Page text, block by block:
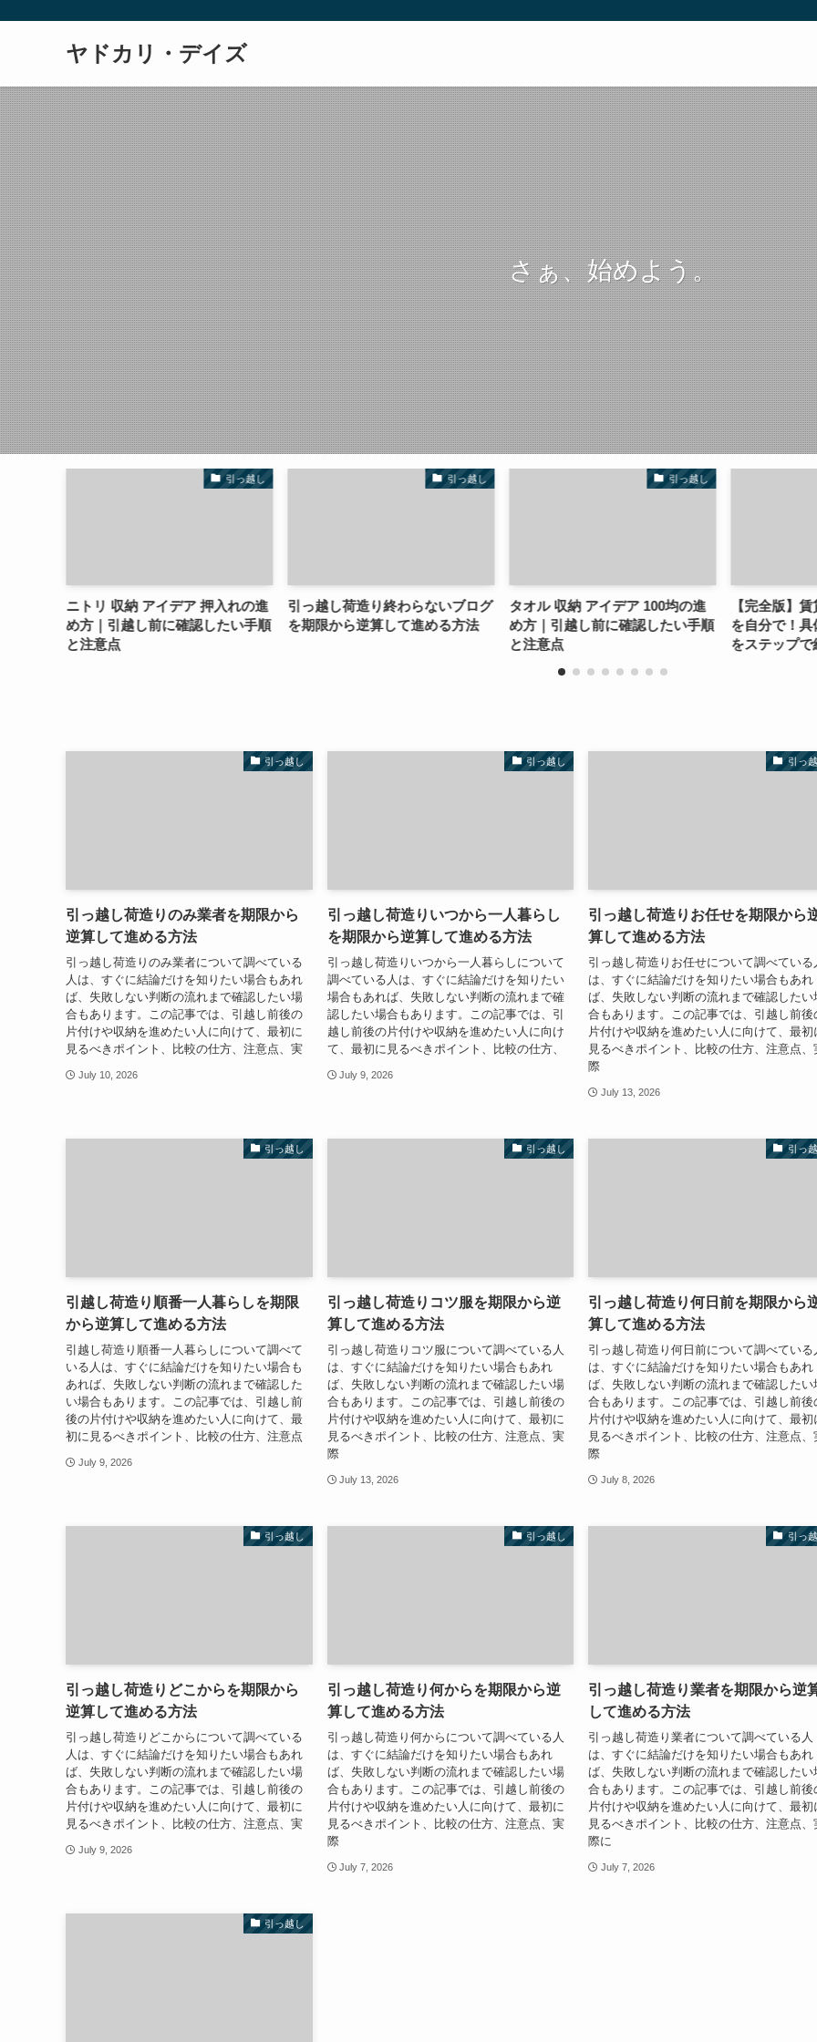
ヤドカリ・デイズ
さぁ、始めよう。
引っ越し
ニトリ 収納 アイデア 押入れの進
め方｜引越し前に確認したい手順
と注意点
引っ越し
引っ越し荷造り終わらないブログ
を期限から逆算して進める方法
引っ越し
タオル 収納 アイデア 100均の進
め方｜引越し前に確認したい手順
と注意点
【完全版】賃貸の
を自分で！具体的
をステップで紹介
引っ越し
引っ越し荷造りのみ業者を期限から
逆算して進める方法
引っ越し荷造りのみ業者について調べている
人は、すぐに結論だけを知りたい場合もあれ
ば、失敗しない判断の流れまで確認したい場
合もあります。この記事では、引越し前後の
片付けや収納を進めたい人に向けて、最初に
見るべきポイント、比較の仕方、注意点、実
July 10, 2026
引っ越し
引っ越し荷造りいつから一人暮らし
を期限から逆算して進める方法
引っ越し荷造りいつから一人暮らしについて
調べている人は、すぐに結論だけを知りたい
場合もあれば、失敗しない判断の流れまで確
認したい場合もあります。この記事では、引
越し前後の片付けや収納を進めたい人に向け
て、最初に見るべきポイント、比較の仕方、
July 9, 2026
引っ
引っ越し荷造りお任せを期限から
算して進める方法
引っ越し荷造りお任せについて調べている
は、すぐに結論だけを知りたい場合もあれ
ば、失敗しない判断の流れまで確認したい
合もあります。この記事では、引越し前後
片付けや収納を進めたい人に向けて、最初
見るべきポイント、比較の仕方、注意点、
際
July 13, 2026
引っ越し
引越し荷造り順番一人暮らしを期限
から逆算して進める方法
引越し荷造り順番一人暮らしについて調べて
いる人は、すぐに結論だけを知りたい場合も
あれば、失敗しない判断の流れまで確認した
い場合もあります。この記事では、引越し前
後の片付けや収納を進めたい人に向けて、最
初に見るべきポイント、比較の仕方、注意点
July 9, 2026
引っ越し
引っ越し荷造りコツ服を期限から逆
算して進める方法
引っ越し荷造りコツ服について調べている人
は、すぐに結論だけを知りたい場合もあれ
ば、失敗しない判断の流れまで確認したい場
合もあります。この記事では、引越し前後の
片付けや収納を進めたい人に向けて、最初に
見るべきポイント、比較の仕方、注意点、実
際
July 13, 2026
引っ
引っ越し荷造り何日前を期限から
算して進める方法
引っ越し荷造り何日前について調べている
は、すぐに結論だけを知りたい場合もあれ
ば、失敗しない判断の流れまで確認したい
合もあります。この記事では、引越し前後
片付けや収納を進めたい人に向けて、最初
見るべきポイント、比較の仕方、注意点、
際
July 8, 2026
引っ越し
引っ越し荷造りどこからを期限から
逆算して進める方法
引っ越し荷造りどこからについて調べている
人は、すぐに結論だけを知りたい場合もあれ
ば、失敗しない判断の流れまで確認したい場
合もあります。この記事では、引越し前後の
片付けや収納を進めたい人に向けて、最初に
見るべきポイント、比較の仕方、注意点、実
July 9, 2026
引っ越し
引っ越し荷造り何からを期限から逆
算して進める方法
引っ越し荷造り何からについて調べている人
は、すぐに結論だけを知りたい場合もあれ
ば、失敗しない判断の流れまで確認したい場
合もあります。この記事では、引越し前後の
片付けや収納を進めたい人に向けて、最初に
見るべきポイント、比較の仕方、注意点、実
際
July 7, 2026
引っ
引っ越し荷造り業者を期限から逆
して進める方法
引っ越し荷造り業者について調べている人
は、すぐに結論だけを知りたい場合もあれ
ば、失敗しない判断の流れまで確認したい
合もあります。この記事では、引越し前後
片付けや収納を進めたい人に向けて、最初
見るべきポイント、比較の仕方、注意点、
際に
July 7, 2026
引っ越し